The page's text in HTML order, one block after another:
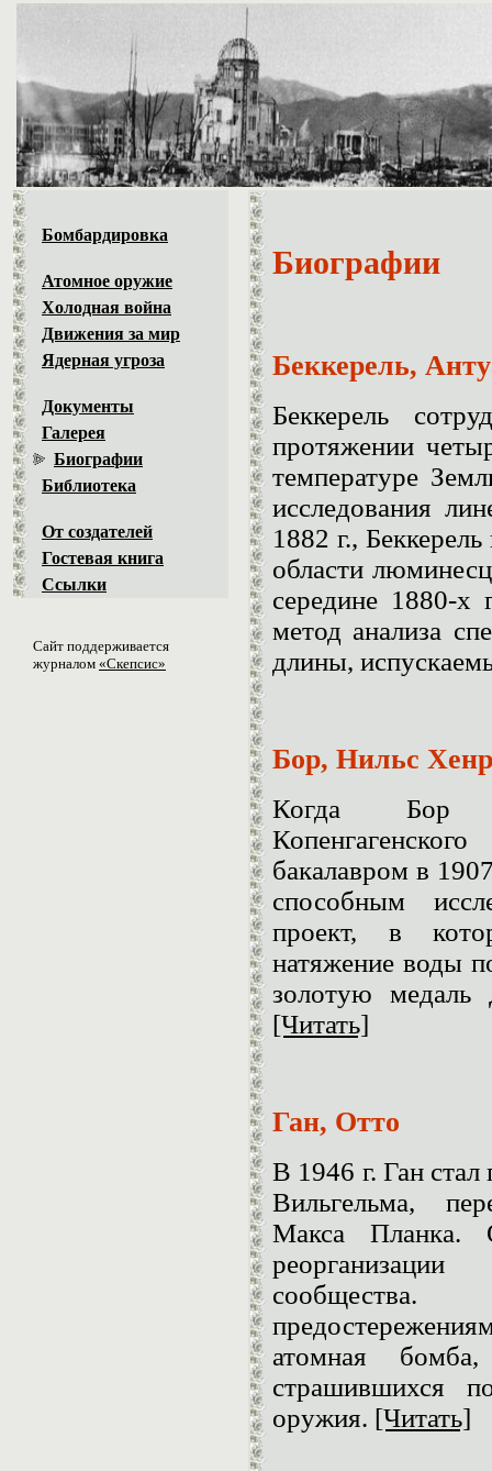
Бомбардировка
Атомное оружие
Холодная война
Движения за мир
Ядерная угроза
Документы
Галерея
Биографии
Библиотека
От создателей
Гостевая книга
Ссылки
Сайт поддерживается
журналом «Скепсис»
Биографии
Беккерель,
Беккерель
протяжении
температуре
исследования
1882 г.,
области
середине 1880-х
метод анализа
длины,
Бор, Нильс
Когда Бор
бакалавром в
способным
проект, в
натяжение воды
золотую медаль
[Читать]
Ган, Отто
В 1946 г. Ган
Вильгельма,
Макса Планка.
атомная
страшившихся
оружия. [Читать]